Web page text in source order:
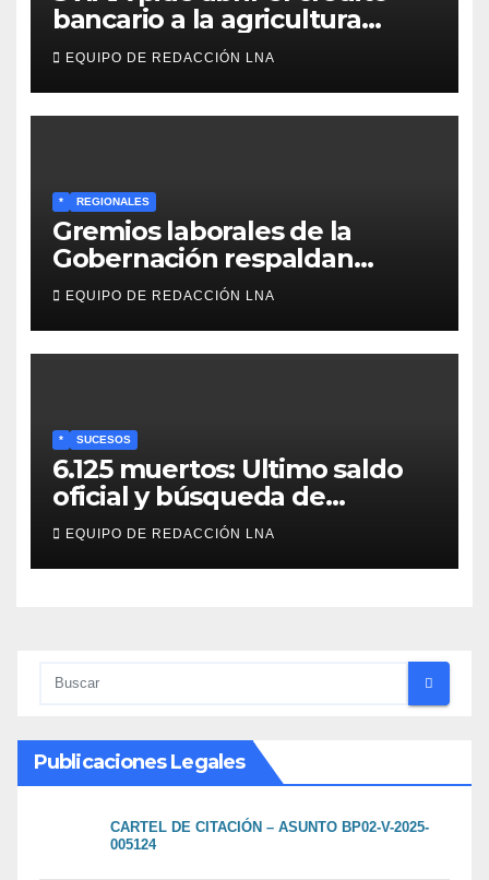
bancario a la agricultura
familiar en Venezuela
EQUIPO DE REDACCIÓN LNA
* REGIONALES
Gremios laborales de la
Gobernación respaldan
propuesta de Bono
Recreativo de 100 dólares
para jubilados, pensionados y
EQUIPO DE REDACCIÓN LNA
* SUCESOS
6.125 muertos: Ultimo saldo
oficial y búsqueda de
cadáveres continúa entre los
escombros
EQUIPO DE REDACCIÓN LNA
Publicaciones Legales
CARTEL DE CITACIÓN – ASUNTO BP02-V-2025-
005124